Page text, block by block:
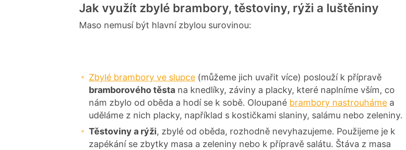
Jak využít zbylé brambory, těstoviny, rýži a luštěniny
Maso nemusí být hlavní zbylou surovinou:
Zbylé brambory ve slupce (můžeme jich uvařit více) poslouží k přípravě
bramborového těsta na knedlíky, záviny a placky, které naplníme vším, co
nám zbylo od oběda a hodí se k sobě. Oloupané brambory nastrouháme a
uděláme z nich placky, například s kostičkami slaniny, salámu nebo zeleniny.
Těstoviny a rýži, zbylé od oběda, rozhodně nevyhazujeme. Použijeme je k
zapékání se zbytky masa a zeleniny nebo k přípravě salátu. Štáva z masa